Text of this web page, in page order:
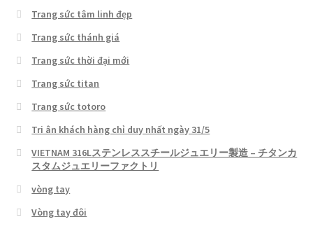
Trang sức tâm linh đẹp
Trang sức thánh giá
Trang sức thời đại mới
Trang sức titan
Trang sức totoro
Tri ân khách hàng chỉ duy nhất ngày 31/5
VIETNAM 316Lステンレススチールジュエリー製造 – チタンカ
スタムジュエリーファクトリ
vòng tay
Vòng tay đôi